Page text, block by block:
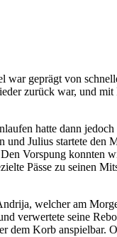
geprägt von
zurück war, und
hatte dann
Julius startete den
Vorspung konnten
Pässe zu seinen
welcher am
verwertete seine
Korb anspielbar.